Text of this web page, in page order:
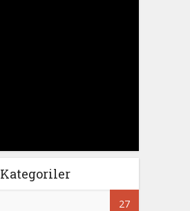
Kategoriler
27